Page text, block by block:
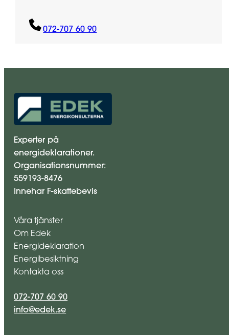
072-707 60 90
Experter på
energideklarationer.
Organisationsnummer:
559193-8476
Innehar F-skattebevis
Våra tjänster
Om Edek
Energideklaration
Energibesiktning
Kontakta oss
072-707 60 90
info@edek.se